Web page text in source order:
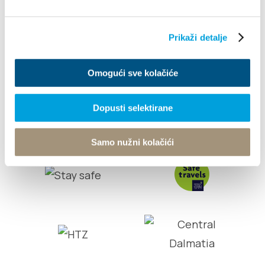
Prikaži detalje
Omogući sve kolačiće
Dopusti selektirane
Samo nužni kolačići
Cookie-szabályzat
vibracije
Design by:Signed Design